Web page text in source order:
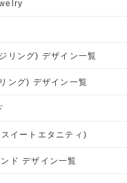
リング) デザイン一覧
ング) デザイン一覧
イートエタニティ)
ド デザイン一覧